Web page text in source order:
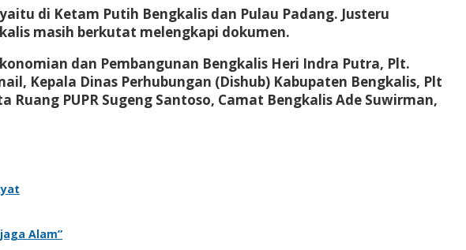
di Ketam Putih Bengkalis dan Pulau Padang. Justeru
masih berkutat melengkapi dokumen.
dan Pembangunan Bengkalis Heri Indra Putra, Plt.
Kepala Dinas Perhubungan (Dishub) Kabupaten Bengkalis, Plt
PUPR Sugeng Santoso, Camat Bengkalis Ade Suwirman,
Alam”